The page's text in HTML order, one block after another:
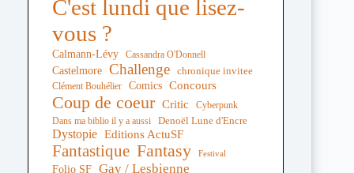
C'est lundi que lisez-
vous ?
Calmann-Lévy Cassandra O'Donnell
Castelmore Challenge chronique invitee
Clément Bouhélier Comics Concours
Coup de coeur Critic
Cyberpunk
Dans ma biblio il y a aussi
Denoël Lune d'Encre
Dystopie Editions ActuSF
Fantastique Fantasy Festival
Folio SF Gay / Lesbienne